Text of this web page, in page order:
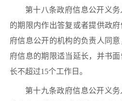
第十八条政府信息公开义
的期限内作出答复或者提供政
府信息公开的机构的负责人同
府信息的期限适当延长，并书
长不超过15个工作日。
第十九条政府信息公开义